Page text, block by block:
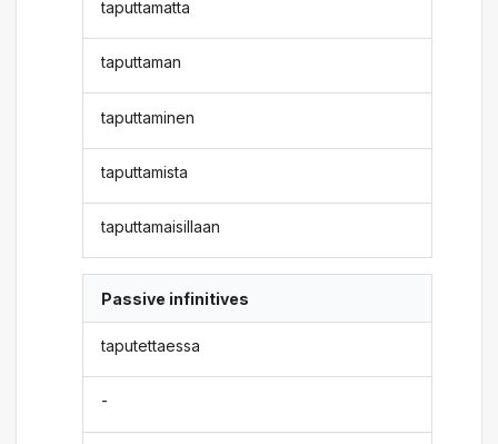
taputtamatta
taputtaman
taputtaminen
taputtamista
taputtamaisillaan
Passive infinitives
taputettaessa
-